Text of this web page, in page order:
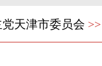
天津市委员会 >>